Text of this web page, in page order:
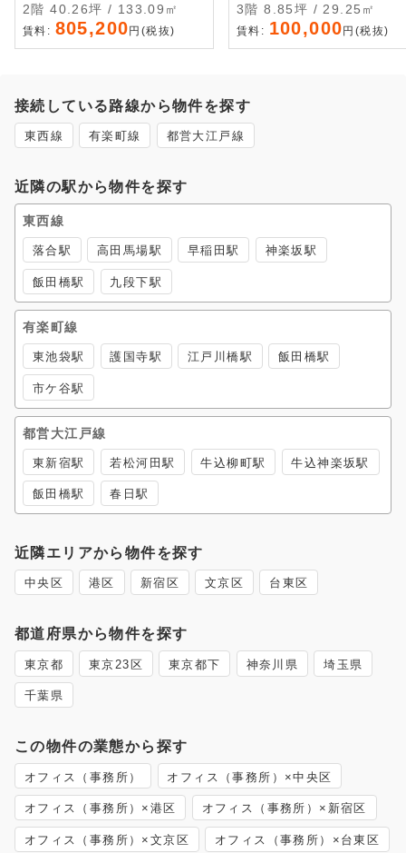
2階 40.26坪 / 133.09㎡
賃料: 805,200 円(税抜)
3階 8.85坪 / 29.25㎡
賃料: 100,000 円(税抜)
接続している路線から物件を探す
東西線 有楽町線 都営大江戸線
近隣の駅から物件を探す
東西線
落合駅 高田馬場駅 早稲田駅 神楽坂駅
飯田橋駅 九段下駅
有楽町線
東池袋駅 護国寺駅 江戸川橋駅 飯田橋駅
市ケ谷駅
都営大江戸線
東新宿駅 若松河田駅 牛込柳町駅 牛込神楽坂駅
飯田橋駅 春日駅
近隣エリアから物件を探す
中央区 港区 新宿区 文京区 台東区
都道府県から物件を探す
東京都 東京23区 東京都下 神奈川県 埼玉県
千葉県
この物件の業態から探す
オフィス（事務所） オフィス（事務所）×中央区
オフィス（事務所）×港区 オフィス（事務所）×新宿区
オフィス（事務所）×文京区 オフィス（事務所）×台東区